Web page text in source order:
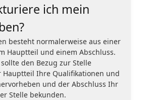
ich mein
besteht normalerweise aus einer
Hauptteil und einem Abschluss.
den Bezug zur Stelle
Hauptteil Ihre Qualifikationen und
und der Abschluss Ihr
Stelle bekunden.